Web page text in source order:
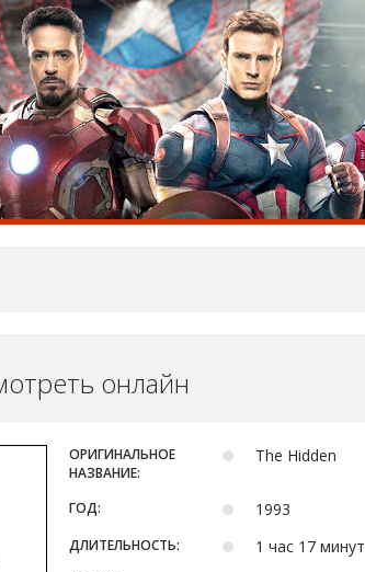
онлайн
ОРИГИНАЛЬНОЕ
НАЗВАНИЕ:
The Hidden
ГОД: 1993
ДЛИТЕЛЬНОСТЬ: 1 час 17 минут